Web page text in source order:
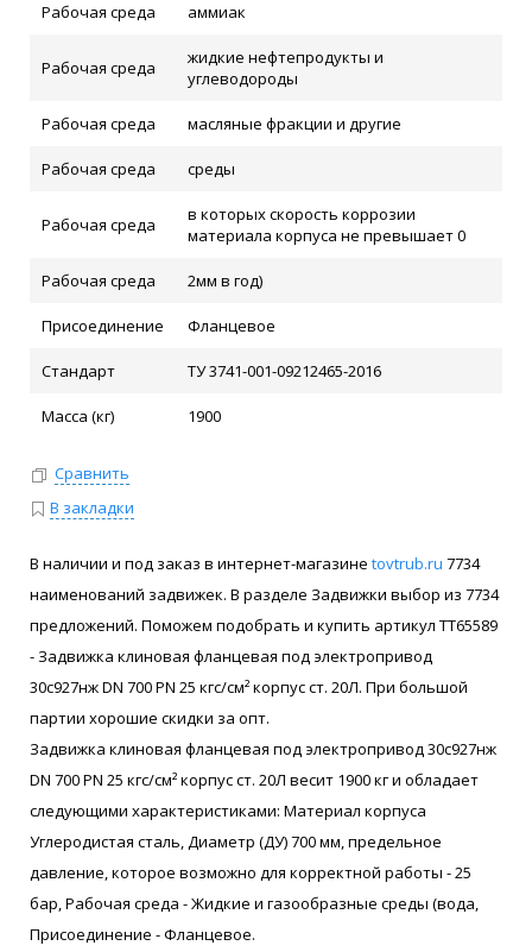
Рабочая среда аммиак
Рабочая среда
жидкие нефтепродукты и
углеводороды
Рабочая среда масляные фракции и другие
Рабочая среда среды
Рабочая среда
в которых скорость коррозии
материала корпуса не превышает 0
Рабочая среда 2мм в год)
Присоединение Фланцевое
Стандарт ТУ 3741-001-09212465-2016
Масса (кг) 1900
Сравнить
В закладки
В наличии и под заказ в интернет-магазине tovtrub.ru 7734
наименований задвижек. В разделе Задвижки выбор из 7734
предложений. Поможем подобрать и купить артикул ТТ65589
- Задвижка клиновая фланцевая под электропривод
30с927нж DN 700 PN 25 кгс/см² корпус ст. 20Л. При большой
партии хорошие скидки за опт.
Задвижка клиновая фланцевая под электропривод 30с927нж
DN 700 PN 25 кгс/см² корпус ст. 20Л весит 1900 кг и обладает
следующими характеристиками: Материал корпуса
Углеродистая сталь, Диаметр (ДУ) 700 мм, предельное
давление, которое возможно для корректной работы - 25
бар, Рабочая среда - Жидкие и газообразные среды (вода,
Присоединение - Фланцевое.